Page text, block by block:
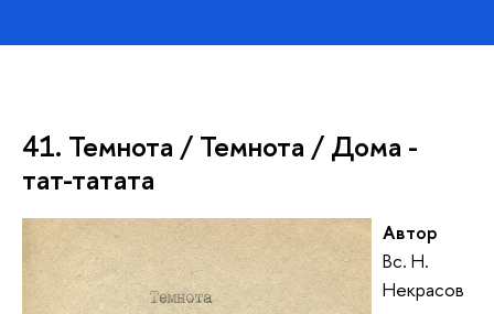
41. Темнота / Темнота / Дома -
тат-татата
Автор
Вс. Н.
Некрасов